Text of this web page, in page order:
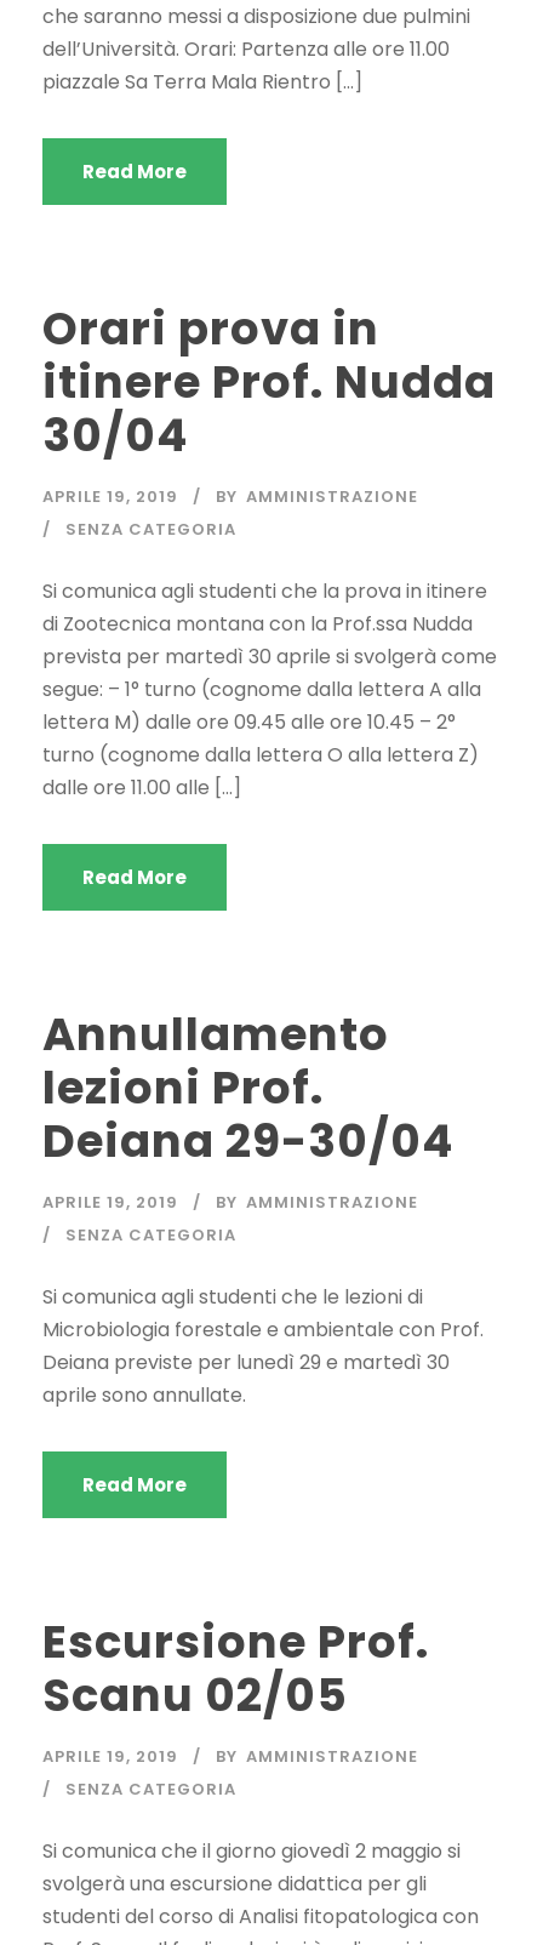
che saranno messi a disposizione due pulmini
dell’Università. Orari: Partenza alle ore 11.00
piazzale Sa Terra Mala Rientro […]
Read More
Orari prova in
itinere Prof. Nudda
30/04
APRILE 19, 2019 BY AMMINISTRAZIONE
SENZA CATEGORIA
Si comunica agli studenti che la prova in itinere
di Zootecnica montana con la Prof.ssa Nudda
prevista per martedì 30 aprile si svolgerà come
segue: – 1° turno (cognome dalla lettera A alla
lettera M) dalle ore 09.45 alle ore 10.45 – 2°
turno (cognome dalla lettera O alla lettera Z)
dalle ore 11.00 alle […]
Read More
Annullamento
lezioni Prof.
Deiana 29-30/04
APRILE 19, 2019 BY AMMINISTRAZIONE
SENZA CATEGORIA
Si comunica agli studenti che le lezioni di
Microbiologia forestale e ambientale con Prof.
Deiana previste per lunedì 29 e martedì 30
aprile sono annullate.
Read More
Escursione Prof.
Scanu 02/05
APRILE 19, 2019 BY AMMINISTRAZIONE
SENZA CATEGORIA
Si comunica che il giorno giovedì 2 maggio si
svolgerà una escursione didattica per gli
studenti del corso di Analisi fitopatologica con